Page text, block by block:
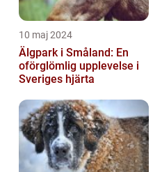
10 maj 2024
Älgpark i Småland: En
oförglömlig upplevelse i
Sveriges hjärta